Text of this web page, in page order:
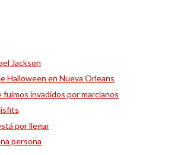
Jackson
Halloween en Nueva Orleans
fuimos invadidos por marcianos
por llegar
persona